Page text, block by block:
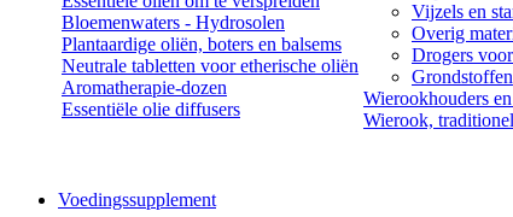
Bloemenwaters - Hydrosolen
Plantaardige oliën, boters en balsems
Neutrale tabletten voor etherische oliën
Aromatherapie-dozen
Essentiële olie diffusers
Vijzels en
Overig
Drogers
Grondstoffen
Wierookhouders
Wierook,
Voedingssupplement